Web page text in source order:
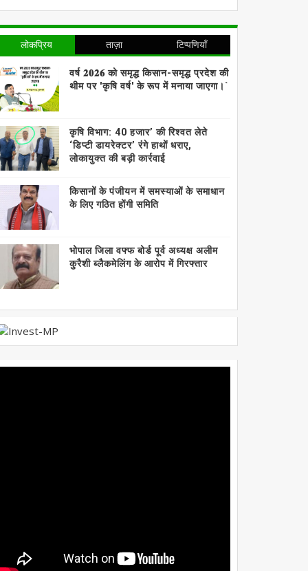
लोकप्रिय ताज़ा टिप्पणियाँ
वर्ष 𝟐𝟎𝟐𝟔 को समृद्ध किसान-समृद्ध प्रदेश की
थीम पर 'कृषि वर्ष' के रूप में मनाया जाएगा।`
कृषि विभाग: 40 हजार’ की रिश्वत लेते
‘डिप्टी डायरेक्टर’ रंगे हाथों धराए,
लोकायुक्त की बड़ी कार्रवाई
किसानों के पंजीयन में समस्याओं के समाधान
के लिए गठित होंगी समिति
भोपाल जिला वफ्फ बोर्ड पूर्व अध्यक्ष अलीम
कुरैशी ब्लैकमेलिंग के आरोप में गिरफ्तार